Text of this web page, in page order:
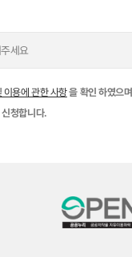
이용에 관한 사항을 확인 하였으며
청합니다.